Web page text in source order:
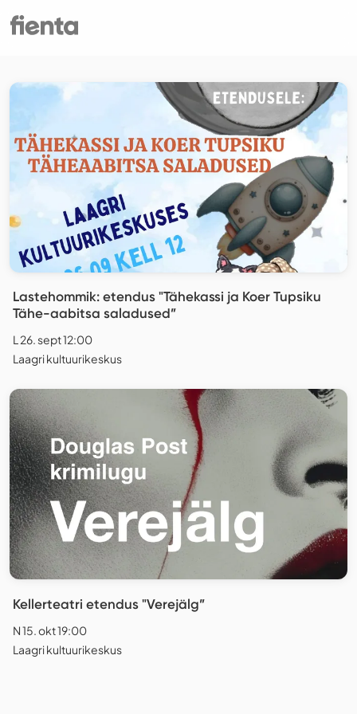
Lastehommik: etendus "Tähekassi ja Koer Tupsiku
Tähe-aabitsa saladused”
L 26. sept 12:00
Laagri kultuurikeskus
Kellerteatri etendus "Verejälg”
N 15. okt 19:00
Laagri kultuurikeskus